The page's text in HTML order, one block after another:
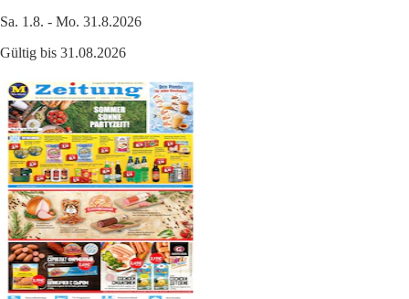
Sa. 1.8. - Mo. 31.8.2026
Gültig bis 31.08.2026